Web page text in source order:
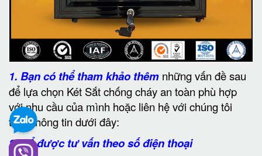
1. Bạn có thể tham khảo thêm những vấn đề sau
để lựa chọn Két Sắt chống cháy an toàn phù hợp
với nhu cầu của mình hoặc liên hệ với chúng tôi
theo thông tin dưới đây:
2. Để được tư vấn theo số điện thoại